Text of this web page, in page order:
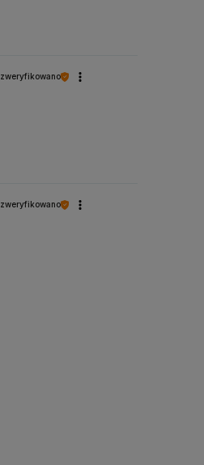
zweryfikowano
zweryfikowano